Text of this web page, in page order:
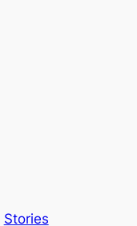
Stories